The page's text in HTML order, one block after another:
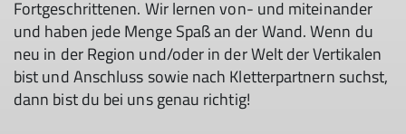
Fortgeschrittenen. Wir lernen von- und miteinander
und haben jede Menge Spaß an der Wand. Wenn du
neu in der Region und/oder in der Welt der Vertikalen
bist und Anschluss sowie nach Kletterpartnern suchst,
dann bist du bei uns genau richtig!